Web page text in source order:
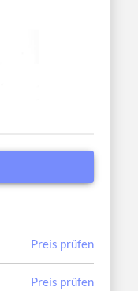
Preis prüfen
Preis prüfen